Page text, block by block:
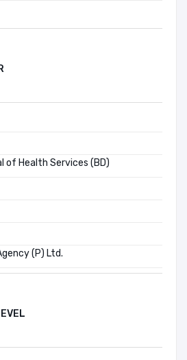
of Health Services (BD)
(P) Ltd.